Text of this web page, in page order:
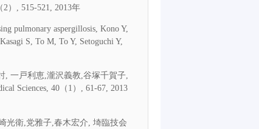
2）, 515-521, 2013年
pulmonary aspergillosis, Kono Y,
S, To M, To Y, Setoguchi Y,
, 一戸利恵,瀧沢義教,谷塚千賀子,
Sciences, 40（1）, 61-67, 2013
光衛,党雅子,春木宏介, 埼臨技会